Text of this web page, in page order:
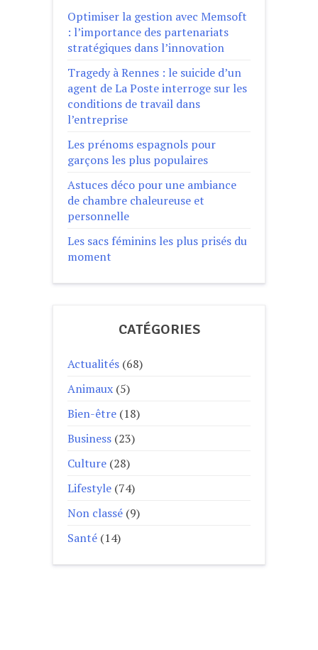
Optimiser la gestion avec Memsoft
: l’importance des partenariats
stratégiques dans l’innovation
Tragedy à Rennes : le suicide d’un
agent de La Poste interroge sur les
conditions de travail dans
l’entreprise
Les prénoms espagnols pour
garçons les plus populaires
Astuces déco pour une ambiance
de chambre chaleureuse et
personnelle
Les sacs féminins les plus prisés du
moment
CATÉGORIES
Actualités (68)
Animaux (5)
Bien-être (18)
Business (23)
Culture (28)
Lifestyle (74)
Non classé (9)
Santé (14)